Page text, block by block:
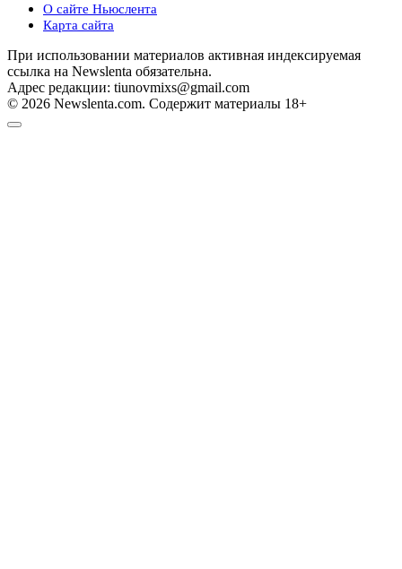
О сайте Ньюслента
Карта сайта
При использовании материалов активная индексируемая
ссылка на Newslenta обязательна.
Адрес редакции: tiunovmixs@gmail.com
© 2026 Newslenta.com. Содержит материалы 18+